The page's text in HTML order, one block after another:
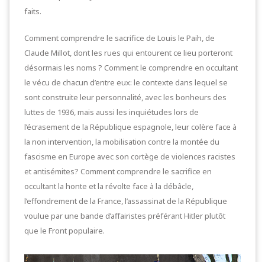
faits.
Comment comprendre le sacrifice de Louis le Paih, de
Claude Millot, dont les rues qui entourent ce lieu porteront
désormais les noms ? Comment le comprendre en occultant
le vécu de chacun d’entre eux: le contexte dans lequel se
sont construite leur personnalité, avec les bonheurs des
luttes de 1936, mais aussi les inquiétudes lors de
l’écrasement de la République espagnole, leur colère face à
la non intervention, la mobilisation contre la montée du
fascisme en Europe avec son cortège de violences racistes
et antisémites? Comment comprendre le sacrifice en
occultant la honte et la révolte face à la débâcle,
l’effondrement de la France, l’assassinat de la République
voulue par une bande d’affairistes préférant Hitler plutôt
que le Front populaire.